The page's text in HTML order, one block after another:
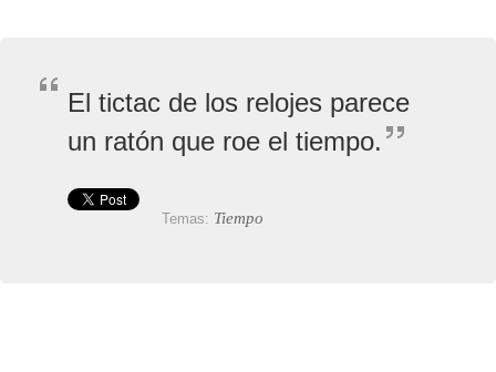
El tictac de los relojes parece
un ratón que roe el tiempo.
Temas: Tiempo